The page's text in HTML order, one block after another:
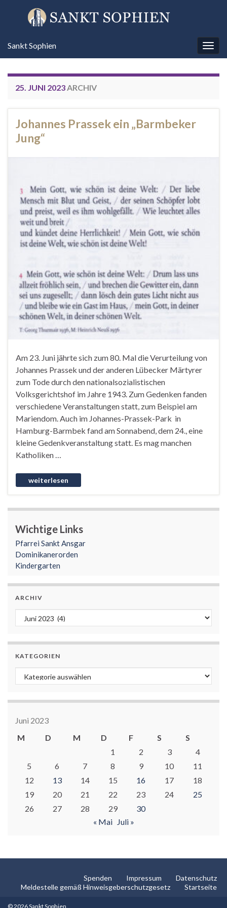
Sankt Sophien
25. JUNI 2023ARCHIV
Johannes Prassek ein „Barmbeker
Jung“
Am 23. Juni jährte sich zum 80. Mal die Verurteilung von
Johannes Prassek und der anderen Lübecker Märtyrer
zum Tode durch den nationalsozialistischen
Volksgerichtshof im Jahre 1943. Zum Gedenken fanden
verschiedene Veranstaltungen statt, zum Beispiel am
Mariendom. Auch im Johannes-Prassek-Park in
Hamburg-Barmbek fand am Sonnabend, dem 24., eine
kleine Gedenkveranstaltung statt. Es mag manchen
Katholiken …
Wichtige Links
Pfarrei Sankt Ansgar
Dominikanerorden
Kindergarten
ARCHIV
Archiv
KATEGORIEN
Kategorien
Juni 2023
M
D M D F S
S
1
2 3
4
5
6 7 8 9 10
11
12
13 14 15 16 17
18
19
20 21 22 23 24
25
26
27 28 29
30
« Mai
Juli »
Spenden Impressum
Datenschutz
Meldestelle gemäß Hinweisgeberschutzgesetz
Startseite
© 2026 Sankt Sophien.